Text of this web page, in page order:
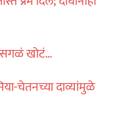
सगळं खोटं…
चेतनच्या दाव्यांमुळे